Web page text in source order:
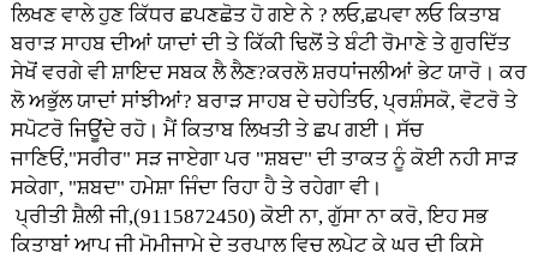
ਲਿਖਣ ਵਾਲੇ ਹੁਣ ਕਿੱਧਰ ਛਪਣਛੋਤ ਹੋ ਗਏ ਨੇ ? ਲਓ,ਛਪਵਾ ਲਓ ਕਿਤਾਬ
ਬਰਾੜ ਸਾਹਬ ਦੀਆਂ ਯਾਦਾਂ ਦੀ ਤੇ ਕਿੱਕੀ ਢਿਲੋਂ ਤੇ ਬੰਟੀ ਰੋਮਾਣੇ ਤੇ ਗੁਰਦਿੱਤ
ਸੇਖੋਂ ਵਰਗੇ ਵੀ ਸ਼ਾਇਦ ਸਬਕ ਲੈ ਲੈਣ?ਕਰਲੋ ਸ਼ਰਧਾਂਜਲੀਆਂ ਭੇਟ ਯਾਰੋ। ਕਰ
ਲੋ ਅਭੁੱਲ ਯਾਦਾਂ ਸਾਂਝੀਆਂ? ਬਰਾੜ ਸਾਹਬ ਦੇ ਚਹੇਤਿਓ, ਪ੍ਰਸ਼ੰਸਕੋ, ਵੋਟਰੋ ਤੇ
ਸਪੋਟਰੋ ਜਿਊਂਦੇ ਰਹੋ। ਮੈਂ ਕਿਤਾਬ ਲਿਖਤੀ ਤੇ ਛਪ ਗਈ। ਸੱਚ
ਜਾਣਿਓਂ,"ਸਰੀਰ" ਸੜ ਜਾਏਗਾ ਪਰ "ਸ਼ਬਦ" ਦੀ ਤਾਕਤ ਨੂੰ ਕੋਈ ਨਹੀ ਸਾੜ
ਸਕੇਗਾ, "ਸ਼ਬਦ" ਹਮੇਸ਼ਾ ਜਿੰਦਾ ਰਿਹਾ ਹੈ ਤੇ ਰਹੇਗਾ ਵੀ।
ਪ੍ਰੀਤੀ ਸ਼ੈਲੀ ਜੀ,(9115872450) ਕੋਈ ਨਾ, ਗੁੱਸਾ ਨਾ ਕਰੋ, ਇਹ ਸਭ
ਕਿਤਾਬਾਂ ਆਪ ਜੀ ਮੋਮੀਜਾਮੇ ਦੇ ਤਰਪਾਲ ਵਿਚ ਲਪੇਟ ਕੇ ਘਰ ਦੀ ਕਿਸੇ